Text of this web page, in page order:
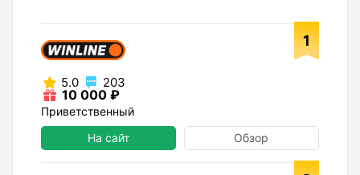
1
5.0 203
10 000 ₽
Приветственный
На сайт
Обзор